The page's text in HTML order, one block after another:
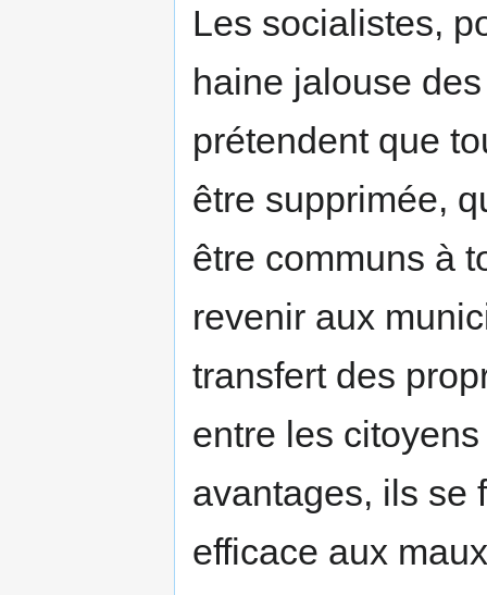
Les socialistes,
haine jalouse
prétendent que
être supprimée,
être communs à
revenir aux
transfert des
entre les
avantages, ils se
efficace aux